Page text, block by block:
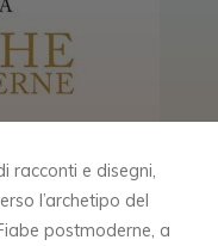
racconti e disegni,
l’archetipo del
postmoderne, a